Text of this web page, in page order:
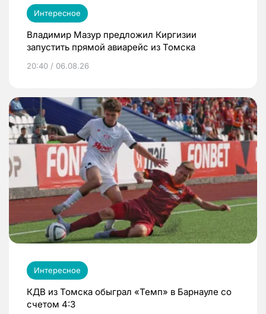
Интересное
Владимир Мазур предложил Киргизии
запустить прямой авиарейс из Томска
20:40 / 06.08.26
Интересное
КДВ из Томска обыграл «Темп» в Барнауле со
счетом 4:3